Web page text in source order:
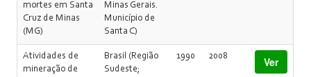
mortes em Santa
Cruz de Minas
(MG)
Minas Gerais.
Município de
Santa C)
Atividades de
mineração de
Brasil (Região
Sudeste;
1990 2008 Ver